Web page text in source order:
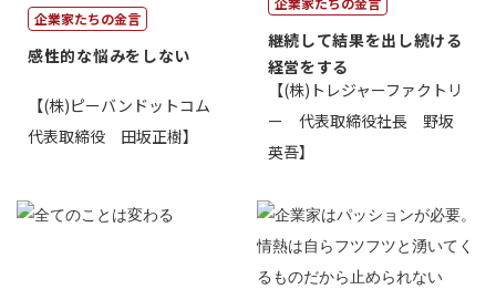
企業家たちの金言
感性的な悩みをしない
【(株)ピーバンドットコム
代表取締役 田坂正樹】
継続して結果を出し続ける
経営をする
【(株)トレジャーファクトリ
ー 代表取締役社長 野坂
英吾】